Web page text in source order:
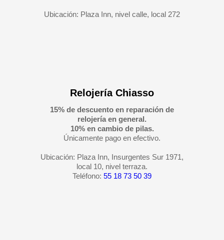
Ubicación: Plaza Inn, nivel calle, local 272
Relojería Chiasso
15% de descuento en reparación de
relojería en general.
10% en cambio de pilas.
Únicamente pago en efectivo.
Ubicación: Plaza Inn, Insurgentes Sur 1971,
local 10, nivel terraza.
Teléfono: 55 18 73 50 39